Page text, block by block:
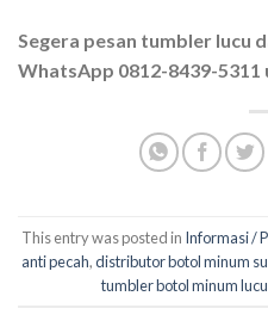
Segera pesan tumbler lucu
WhatsApp 0812-8439-5311
This entry was posted in Informasi /
anti pecah,distributor botol minum
tumbler botol minum lucu